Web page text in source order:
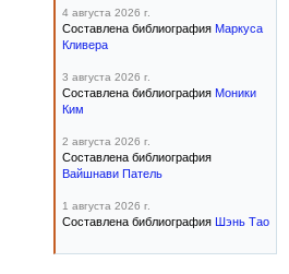
4 августа 2026 г.
Составлена библиография Маркуса
Кливера
3 августа 2026 г.
Составлена библиография Моники
Ким
2 августа 2026 г.
Составлена библиография
Вайшнави Патель
1 августа 2026 г.
Составлена библиография Шэнь Тао